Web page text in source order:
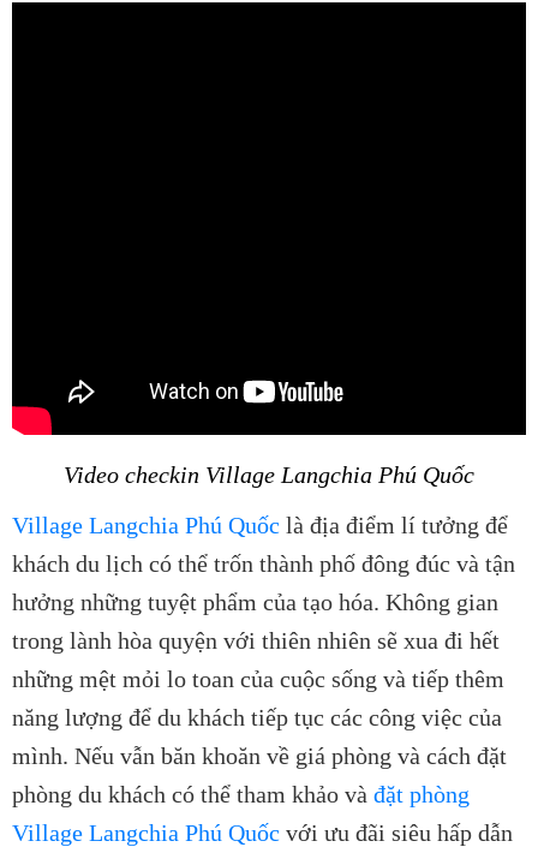
Video checkin Village Langchia Phú Quốc
Village Langchia Phú Quốc là địa điểm lí tưởng để
khách du lịch có thể trốn thành phố đông đúc và tận
hưởng những tuyệt phẩm của tạo hóa. Không gian
trong lành hòa quyện với thiên nhiên sẽ xua đi hết
những mệt mỏi lo toan của cuộc sống và tiếp thêm
năng lượng để du khách tiếp tục các công việc của
mình. Nếu vẫn băn khoăn về giá phòng và cách đặt
phòng du khách có thể tham khảo và đặt phòng
Village Langchia Phú Quốc với ưu đãi siêu hấp dẫn